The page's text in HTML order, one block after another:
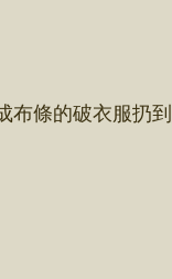
條的破衣服扔到